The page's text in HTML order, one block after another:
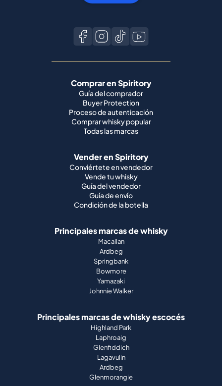
Comprar en Spiritory
Guía del comprador
Buyer Protection
Proceso de autenticación
Comprar whisky popular
Todas las marcas
Vender en Spiritory
Conviértete en vendedor
Vende tu whisky
Guía del vendedor
Guía de envío
Condición de la botella
Principales marcas de whisky
Macallan
Ardbeg
Springbank
Bowmore
Yamazaki
Johnnie Walker
Principales marcas de whisky escocés
Highland Park
Laphroaig
Glenfiddich
Lagavulin
Ardbeg
Glenmorangie